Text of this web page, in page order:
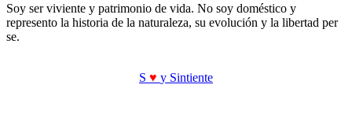
Soy ser viviente y patrimonio de vida. No soy doméstico y
represento la historia de la naturaleza, su evolución y la libertad per
se.
S ♥ y Sintiente